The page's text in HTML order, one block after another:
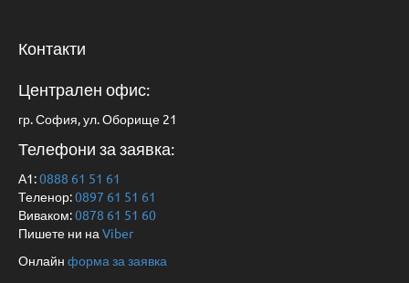
Контакти
Централен офис:
гр. София, ул. Оборище 21
Телефони за заявка:
А1:0888 61 51 61
Теленор:0897 61 51 61
Виваком:0878 61 51 60
Пишете ни на Viber
Онлайн форма за заявка